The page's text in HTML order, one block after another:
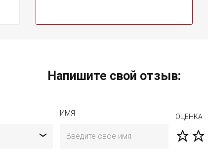
Напишите свой отзыв:
ИМЯ ОЦЕНКА